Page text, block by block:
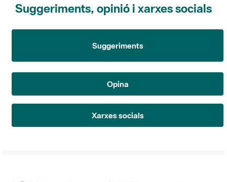
Suggeriments, opinió i xarxes socials
Suggeriments
Opina
Xarxes socials